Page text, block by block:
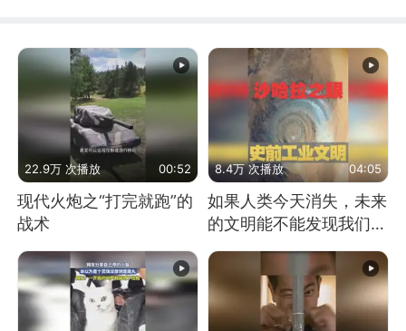
22.9万 次播放 00:52
现代火炮之“打完就跑”的
战术
8.4万 次播放 04:05
如果人类今天消失，未来
的文明能不能发现我们存
在过？